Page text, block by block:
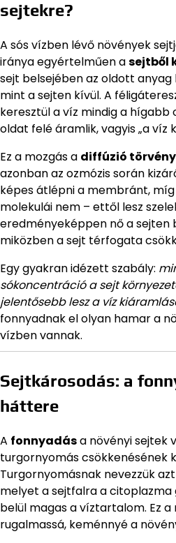
sejtekre?
A sós vízben lévő növények
iránya egyértelműen asejtből
sejt belsejében az oldott
mint a sejten kívül. A
keresztül a víz mindig a
oldat felé áramlik, vagyis „a víz
Ez a mozgás a diffúzió
azonban az ozmózis során
képes átlépni a membránt,
molekulái nem – ettől lesz
eredményeképpen nő a sejten
miközben a sejt térfogata
Egy gyakran idézett szabály:
sókoncentráció a sejt
jelentősebb lesz a víz
fonnyadnak el olyan hamar a
vízben vannak.
Sejtkárosodás: a
háttere
A fonnyadása növényi sejtek
turgornyomás csökkenésének
Turgornyomásnak nevezzük
melyet a sejtfalra a citoplazma
belül magas a víztartalom. Ez a
rugalmassá, keménnyé a